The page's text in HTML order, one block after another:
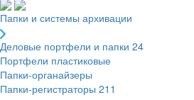
Папки и системы архивации
Деловые портфели и папки 24
Портфели пластиковые
Папки-органайзеры
Папки-регистраторы 211